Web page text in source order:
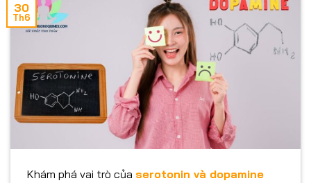
30
Th6
Khám phá vai trò của serotonin và dopamine